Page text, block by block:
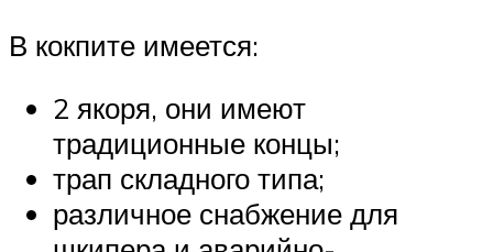
В кокпите имеется:
2 якоря, они имеют
традиционные концы;
трап складного типа;
различное снабжение для